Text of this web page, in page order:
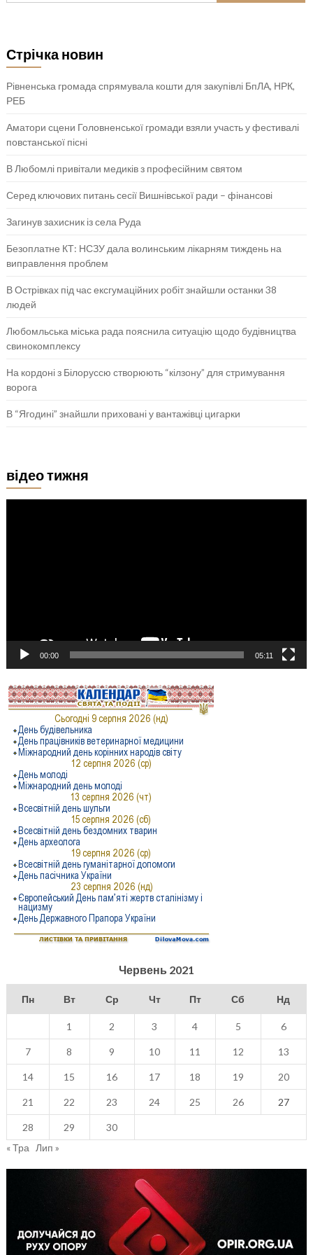
Стрічка новин
Рівненська громада спрямувала кошти для закупівлі БпЛА, НРК,
РЕБ
Аматори сцени Головненської громади взяли участь у фестивалі
повстанської пісні
В Любомлі привітали медиків з професійним святом
Серед ключових питань сесії Вишнівської ради – фінансові
Загинув захисник із села Руда
Безоплатне КТ: НСЗУ дала волинським лікарням тиждень на
виправлення проблем
В Острівках під час ексгумаційних робіт знайшли останки 38
людей
Любомльська міська рада пояснила ситуацію щодо будівництва
свинокомплексу
На кордоні з Білоруссю створюють “кілзону” для стримування
ворога
В “Ягодині” знайшли приховані у вантажівці цигарки
відео тижня
00:00 05:11
Червень 2021
Пн Вт Ср Чт Пт Сб Нд
1 2 3 4 5 6
7 8 9 10 11 12 13
14 15 16 17 18 19 20
21 22 23 24 25 26 27
28 29
30
« Тра
Лип »